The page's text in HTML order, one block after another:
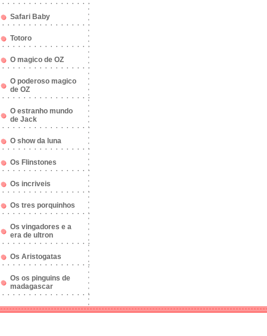
Safari Baby
Totoro
O magico de OZ
O poderoso magico
de OZ
O estranho mundo
de Jack
O show da luna
Os Flinstones
Os incriveis
Os tres porquinhos
Os vingadores e a
era de ultron
Os Aristogatas
Os os pinguins de
madagascar